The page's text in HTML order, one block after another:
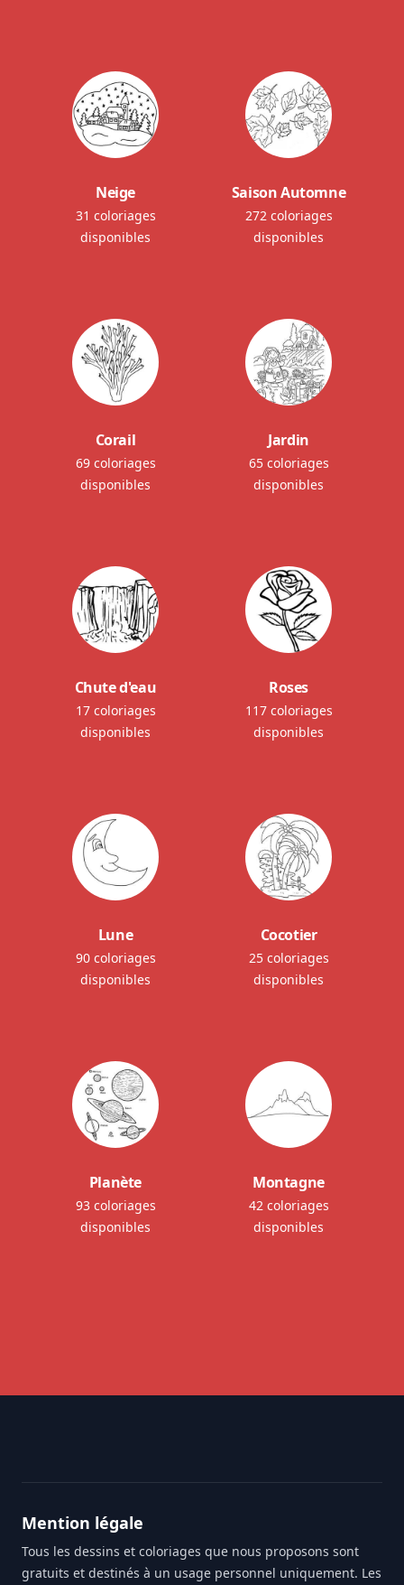
Neige
31 coloriages
disponibles
Saison Automne
272 coloriages
disponibles
Corail
69 coloriages
disponibles
Jardin
65 coloriages
disponibles
Chute d'eau
17 coloriages
disponibles
Roses
117 coloriages
disponibles
Lune
90 coloriages
disponibles
Cocotier
25 coloriages
disponibles
Planète
93 coloriages
disponibles
Montagne
42 coloriages
disponibles
Mention légale
Tous les dessins et coloriages que nous proposons sont
gratuits et destinés à un usage personnel uniquement. Les